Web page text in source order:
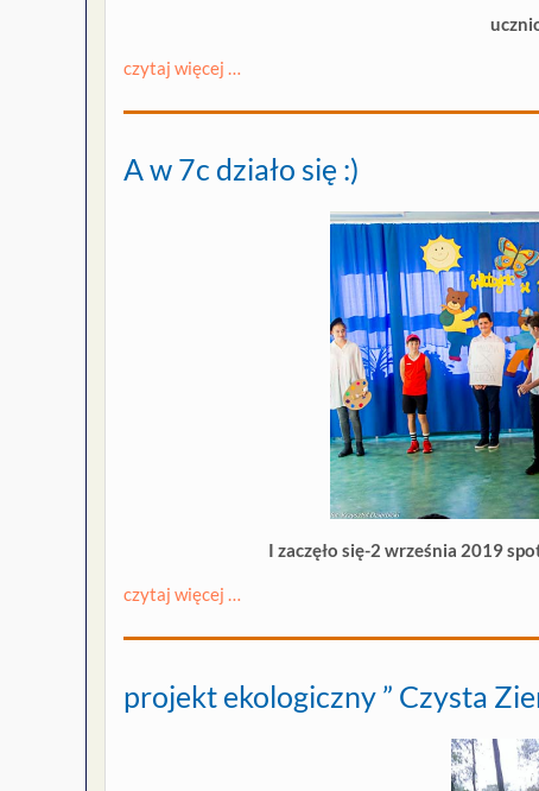
czytaj więcej …
A w 7c działo się :)
I zaczęło się-2 września 2019
czytaj więcej …
projekt ekologiczny ” Czysta